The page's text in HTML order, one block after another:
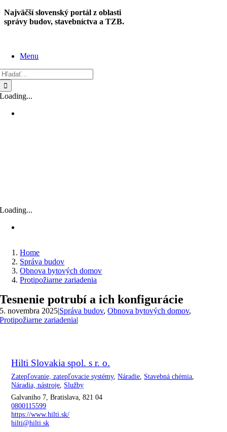
Skip
to
Najväčší slovenský portál z oblasti
správy budov, stavebníctva a TZB.
Menu
Loading...
Loading...
Home
Správa budov
Obnova bytových domov
Protipožiarne zariadenia
Tesnenie potrubí a ich konfigurácie
5. novembra 2025|Správa budov,Obnova bytových domov,
Protipožiarne zariadenia|
Hilti Slovakia spol. s r. o.
Zatepľovanie, zatepľovacie systémy,Náradie Stavebná chémia
Náradia, nástroje Služby
Galvaniho 7, Bratislava, 821 04
0800115599
https://www.hilti.sk/
hilti@hilti.sk